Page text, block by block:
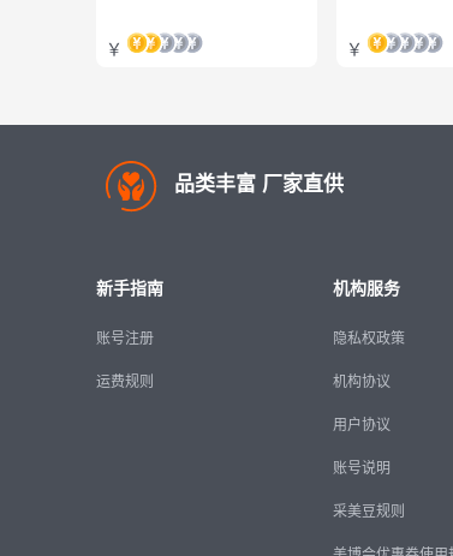
￥
￥
品类丰富 厂家直供
新手指南
账号注册
运费规则
机构服务
隐私权政策
机构协议
用户协议
账号说明
采美豆规则